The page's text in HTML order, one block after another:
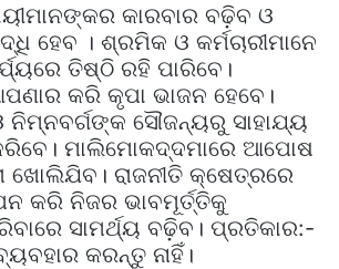
କାରବାର ବଢ଼ିବ ଓ
ହେବ । ଶ୍ରମିକ ଓ କର୍ମଚାରୀମାନେ
ତିଷ୍ଠି ରହି ପାରିବେ।
କରି କୃପା ଭାଜନ ହେବେ।
ନିମ୍ନବର୍ଗଙ୍କ ସୌଜନ୍ୟରୁ ସାହାଯ୍ୟ
ମାଲିମୋକଦ୍ଦମାରେ ଆପୋଷ
ଖୋଲିଯିବ। ରାଜନୀତି କ୍ଷେତ୍ରରେ
କରି ନିଜର ଭାବମୂର୍ତ୍ତିକୁ
ସାମର୍ଥ୍ୟ ବଢ଼ିବ। ପ୍ରତିକାର:-
କରନ୍ତୁ ନାହିଁ।